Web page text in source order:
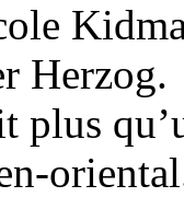
Herzog.
plus